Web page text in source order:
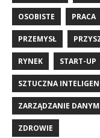
OSOBISTE PRACA
PRZEMYSŁ
RYNEK START-UP
SZTUCZNA
ZARZĄDZANIE
ZDROWIE